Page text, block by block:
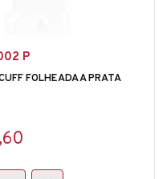
P
FOLHEADA A PRATA